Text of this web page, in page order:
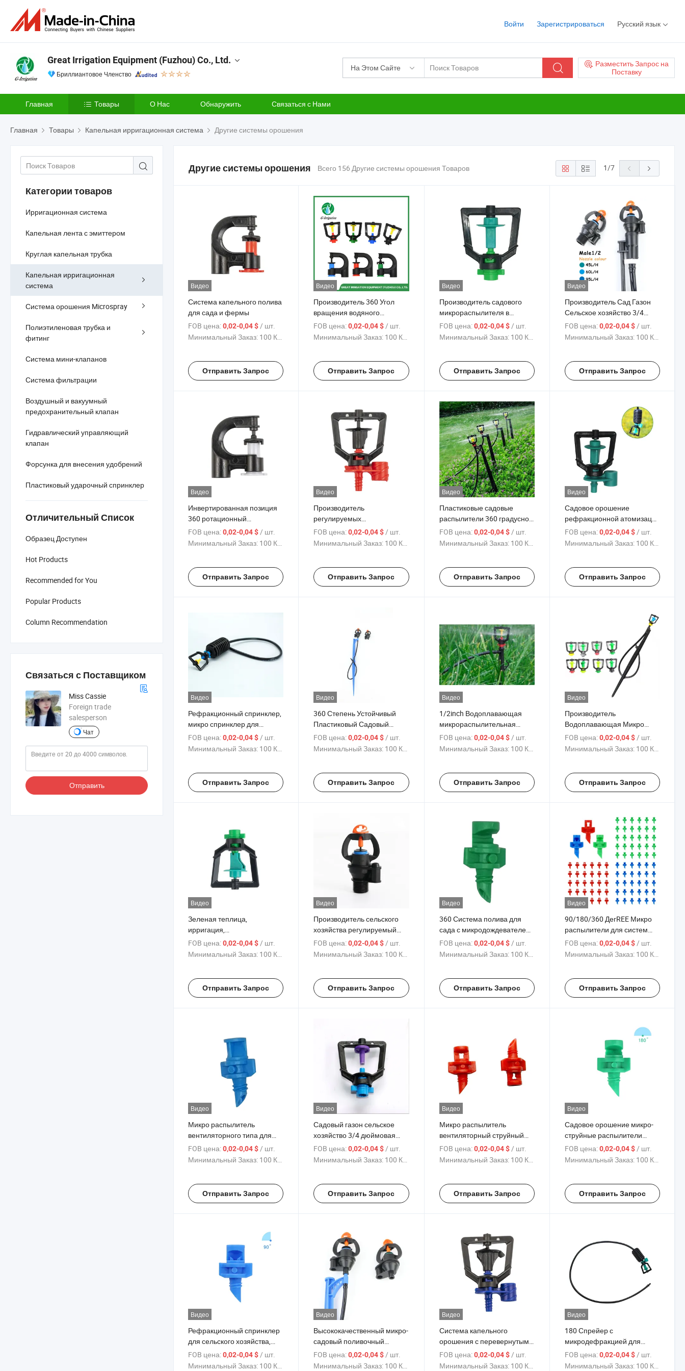
Войти Зарегистрироваться Русский язык
На Этом Сайте
Разместить Запрос на
Поставку
Great Irrigation Equipment (Fuzhou) Co., Ltd.
Бриллиантовое Членство
Главная Товары О Нас Обнаружить Связаться с Нами
Главная Товары Капельная ирригационная система Другие системы орошения
Категории товаров
Ирригационная система
Капельная лента с эмиттером
Круглая капельная трубка
Капельная ирригационная
система
Система орошения Microspray
Полиэтиленовая трубка и
фитинг
Система мини-клапанов
Система фильтрации
Воздушный и вакуумный
предохранительный клапан
Гидравлический управляющий
клапан
Форсунка для внесения удобрений
Пластиковый ударочный спринклер
Отличительный Список
Образец Доступен
Hot Products
Recommended for You
Popular Products
Column Recommendation
Связаться с Поставщиком
Miss Cassie
Foreign trade
salesperson
Чат
Отправить
Другие системы орошения Всего 156 Другие системы орошения Товаров 1/7
Видео
Система капельного полива
для сада и фермы
FOB цена:0,02-0,04 $/ шт.
Минимальный Заказ: 100 Куски
Отправить Запрос
Видео
Производитель 360 Угол
вращения водяного
микрораспылителя для
системы орошения
FOB цена: 0,02-0,04 $/ шт.
Минимальный Заказ: 100 Куски
Отправить Запрос
Видео
Производитель садового
микрораспылителя в
перевернутом положении
ротационного мини-
FOB цена: 0,02-0,04 $/ шт.
Минимальный Заказ: 100 Куски
Отправить Запрос
Видео
Производитель Сад Газон
Сельское хозяйство 3/4
Дюймовая резьба Головка
пластикового импульсного
орошения оборудования
FOB цена: 0,02-0,04 $/ шт.
Минимальный Заказ: 100 Куски
Отправить Запрос
Видео
Инвертированная позиция
360 ротационный
распылитель для орошения
сада и газона
FOB цена:0,02-0,04 $ / шт.
Минимальный Заказ: 100 Куски
Отправить Запрос
Видео
Производитель
регулируемых
распылителей для
сельского хозяйства Китай
FOB цена: 0,02-0,04 $ / шт.
Минимальный Заказ: 100 Куски
Отправить Запрос
Видео
Пластиковые садовые
распылители 360 градусное
капельное орошение
ротационный
FOB цена: 0,02-0,04 $ / шт.
Минимальный Заказ: 100 Куски
Отправить Запрос
Видео
Садовое орошение
рефракционной атомизации
ротационное сельское и
лесное орошение
FOB цена: 0,02-0,04 $ / шт.
Минимальный Заказ: 100 Куски
Отправить Запрос
Видео
Рефракционный спринклер,
микро спринклер для
системы орошения,
сельскохозяйственной
FOB цена:0,02-0,04 $ / шт.
Минимальный Заказ: 100 Куски
Отправить Запрос
Видео
360 Степень Устойчивый
Пластиковый Садовый
Насадка Распылитель
Микро Распылитель
Полив
FOB цена: 0,02-0,04 $ / шт.
Минимальный Заказ: 100 Куски
Отправить Запрос
Видео
1/2inch Водоплавающая
микрораспылительная
ротационная система
орошения для сельского
FOB цена: 0,02-0,04 $ / шт.
Минимальный Заказ: 100 Куски
Отправить Запрос
Видео
Производитель
Водоплавающая Микро
Распылительная
Ротационная Система
Хозяйство Орошение.
Отзывы пока отсутствуют
FOB цена: 0,02-0,04 $ / шт.
Минимальный Заказ: 100 Куски
Отправить Запрос
Видео
Зеленая теплица,
ирригация,
микрораспылители,
наземный монтаж, ударный,
поток, распыление,
охлаждение, подвесной
FOB цена:0,02-0,04 $/ шт.
Минимальный Заказ: 100 Куски
Отправить Запрос
Видео
Производитель сельского
хозяйства регулируемый
спринклер производитель
полив теплицы микро
FOB цена: 0,02-0,04 $ / шт.
Минимальный Заказ: 100 Куски
Отправить Запрос
Видео
360 Система полива для
сада с микродождевателем,
распылитель для газона,
туманная форсунка для
FOB цена: 0,02-0,04 $/ шт.
Минимальный Заказ: 100 Куски
Отправить Запрос
Видео
90/180/360 ДегREE Микро
распылители для систем
полива в саду
Рефракционный спринклер
FOB цена: 0,02-0,04 $/ шт.
Минимальный Заказ: 100 Куски
Отправить Запрос
Видео
Микро распылитель
вентиляторного типа для
капельного орошения,
микро распыляющая
спринклер
FOB цена:0,02-0,04 $/ шт.
Минимальный Заказ: 100 Куски
Отправить Запрос
Видео
Садовый газон сельское
хозяйство 3/4 дюймовая
резьба пластиковый
импульсный распылитель
FOB цена: 0,02-0,04 $/ шт.
Минимальный Заказ: 100 Куски
Отправить Запрос
Видео
Микро распылитель
вентиляторный струйный
полив микро
распылительный сопло
FOB цена: 0,02-0,04 $/ шт.
Минимальный Заказ: 100 Куски
Отправить Запрос
Видео
Садовое орошение микро-
струйные распылители
головка распылителя с
преломляющей насадкой
FOB цена: 0,02-0,04 $/ шт.
Минимальный Заказ: 100 Куски
Отправить Запрос
Видео
Рефракционный спринклер
для сельского хозяйства,
орошение сада,
производитель микро
FOB цена:0,02-0,04 $ / шт.
Минимальный Заказ: 100 Куски
Видео
Высококачественный микро-
садовый поливочный
капельный эмиттер
распылитель
FOB цена: 0,02-0,04 $ / шт.
Минимальный Заказ: 100 Куски
Видео
Система капельного
орошения с перевернутым
спринклером высшего
качества
FOB цена: 0,02-0,04 $ / шт.
Минимальный Заказ: 100 Куски
Видео
180 Спрейер с
микродефракцией для
орошения сельского
хозяйства и садоводства
FOB цена: 0,02-0,04 $ / шт.
Минимальный Заказ: 100 Куски